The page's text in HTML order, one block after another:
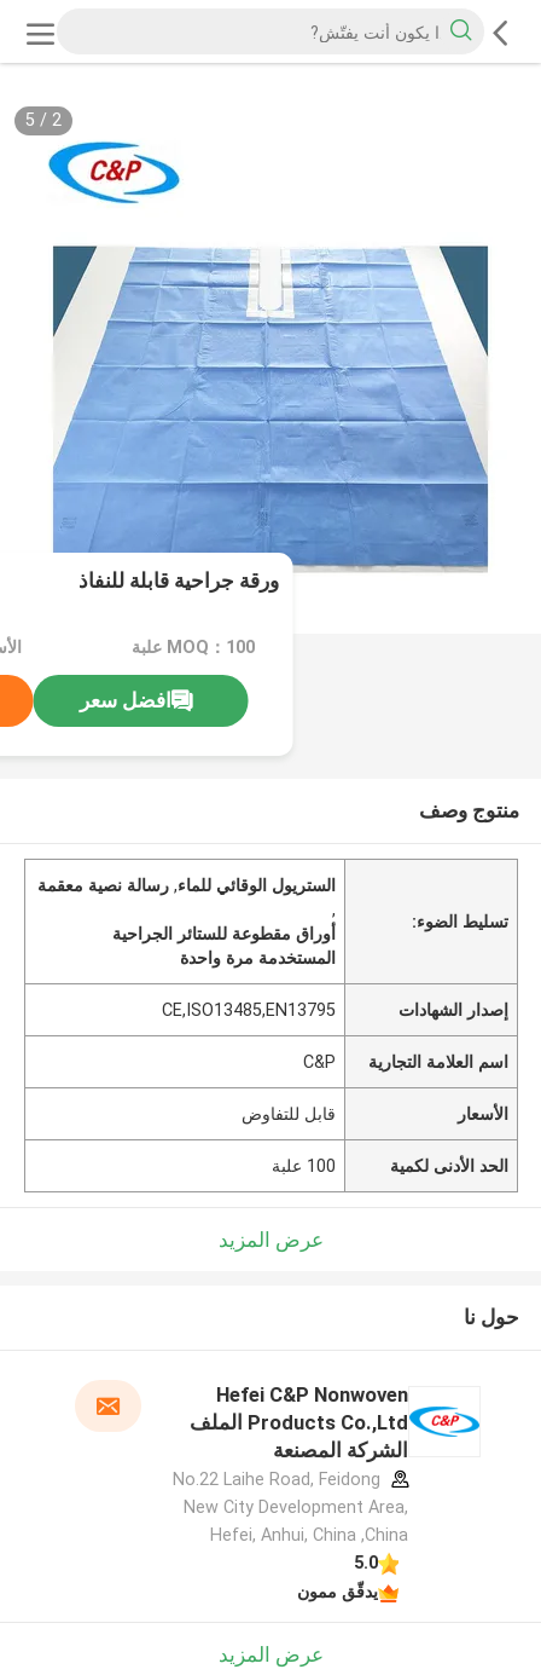
2
/
5
ورقة جراحية قابلة للنفاذ
MOQ：100 علبة
افضل سعر
منتوج وصف
تسليط الضوء:
الستريول الوقائي للماء,رسالة نصية معقمة
,
أوراق مقطوعة للستائر الجراحية
المستخدمة مرة واحدة
إصدار الشهادات CE,ISO13485,EN13795
اسم العلامة التجارية C&P
الأسعار قابل للتفاوض
الحد الأدنى لكمية 100 علبة
عرض المزيد
حول نا
Hefei C&P Nonwoven
Products Co.,Ltd الملف
الشركة المصنعة
No.22 Laihe Road, Feidong
New City Development Area,
Hefei, Anhui, China ,China
5.0
يدقّق ممون
عرض المزيد